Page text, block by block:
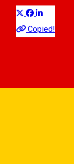
Copied!
View on map